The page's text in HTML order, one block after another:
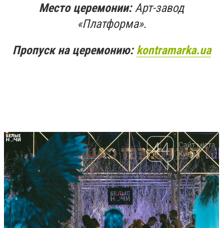
Место церемонии:Арт-завод
«Платформа».
Пропуск на церемонию:kontramarka.ua